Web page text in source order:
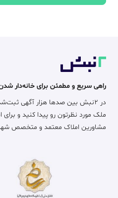
راهی سریع و مطمئن برای خانه‌دار
در ۲نبش بین صدها هزار آگهی
ملک مورد نظرتون رو پیدا کنید و برای
مشاورین املاک معتمد و متخصص